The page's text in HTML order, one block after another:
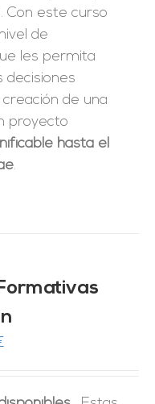
Con este curso
de
les permita
decisiones
de una
proyecto
hasta el
.